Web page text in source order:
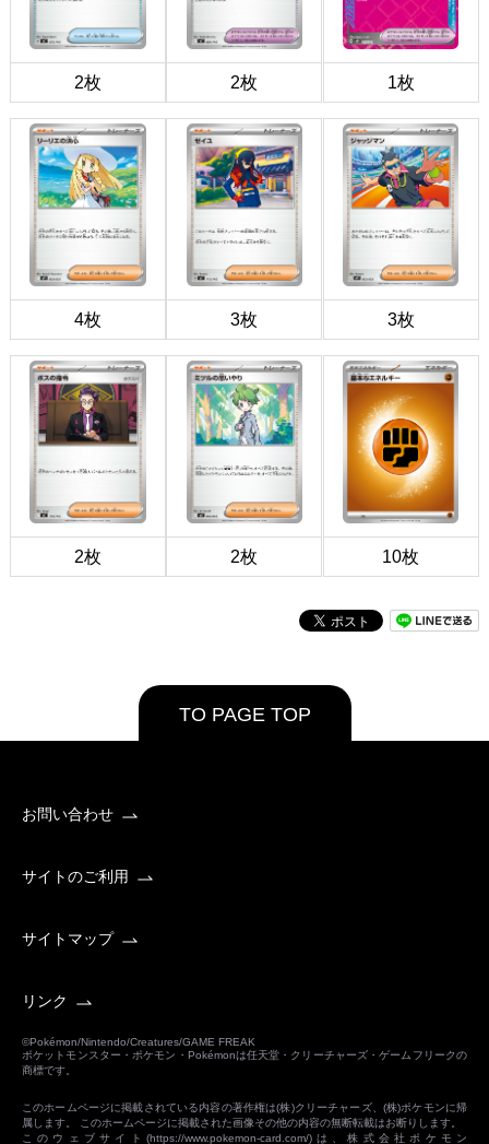
2枚 2枚 1枚
4枚 3枚 3枚
2枚 2枚 10枚
TO PAGE TOP
お問い合わせ
サイトのご利用
サイトマップ
リンク
©Pokémon/Nintendo/Creatures/GAME FREAK
ポケットモンスター・ポケモン・Pokémonは任天堂・クリーチャーズ・ゲームフリークの
商標です。
このホームページに掲載されている内容の著作権は(株)クリーチャーズ、(株)ポケモンに帰
属します。 このホームページに掲載された画像その他の内容の無断転載はお断りします。
このウェブサイト(https://www.pokemon-card.com/)は、株式会社ポケモン